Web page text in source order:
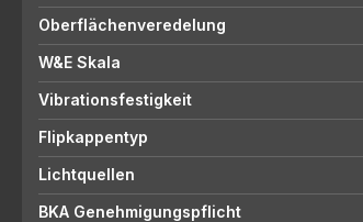
Oberflächenveredelung
W&E Skala
Vibrationsfestigkeit
Flipkappentyp
Lichtquellen
BKA Genehmigungspflicht